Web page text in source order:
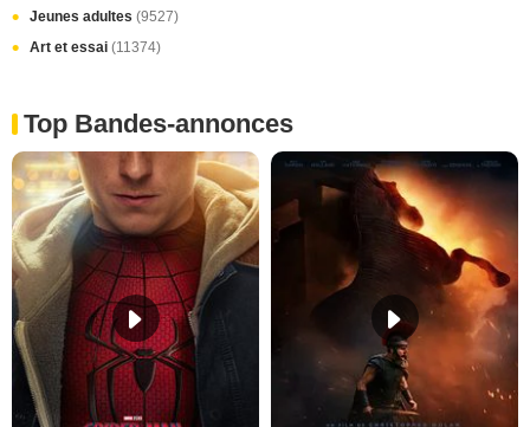
Jeunes adultes (9527)
Art et essai (11374)
Top Bandes-annonces